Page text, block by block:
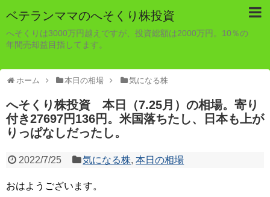
ベテランママのへそくり株投資
へそくりは3000万円越えですが、投資総額は2000万円。10％の
年間売却益目指してます。
ホーム 本日の相場 気になる株
へそくり株投資 本日（7.25月）の相場。寄り
付き27697円136円。米国落ちたし、日本も上が
りっぱなしだったし。
2022/7/25 気になる株,本日の相場
おはようございます。